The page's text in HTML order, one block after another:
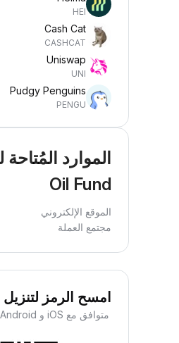
HEI
Cash Cat
CASHCAT
Uniswap
UNI
Pudgy Penguins
PENGU
Oil Fund
الموقع الإلكتروني
مجتمع العملة
امسح الرمز لتنزيل
متوافق مع iOS و Android (الجوال والأجهزة اللوحية)